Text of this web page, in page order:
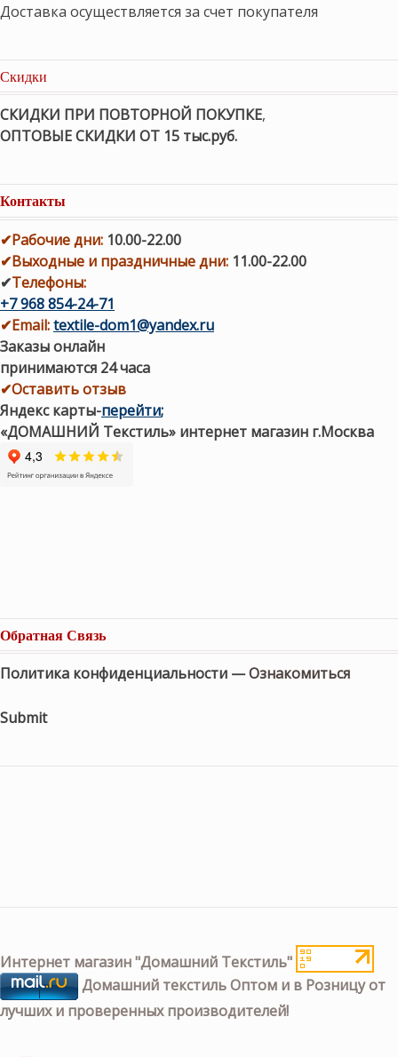
Доставка осуществляется за счет покупателя
Скидки
СКИДКИ ПРИ ПОВТОРНОЙ ПОКУПКЕ,
ОПТОВЫЕ СКИДКИ ОТ 15 тыс.руб.
Контакты
✔Рабочие дни: 10.00-22.00
✔Выходные и праздничные дни: 11.00-22.00
✔Телефоны:
+7 968 854-24-71
✔Email:textile-dom1@yandex.ru
Заказы онлайн
принимаются 24 часа
✔Оставить отзыв
Яндекс карты-перейти;
«ДОМАШНИЙ Текстиль» интернет магазин г.Москва
Обратная Связь
Политика конфиденциальности —Ознакомиться
Submit
Интернет магазин "Домашний Текстиль"
Домашний текстиль Оптом и в Розницу от
лучших и проверенных производителей!